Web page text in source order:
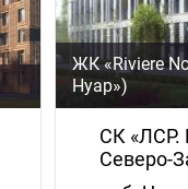
ЖК «Riviere
Нуар»)
СК «ЛСР.
Северо-